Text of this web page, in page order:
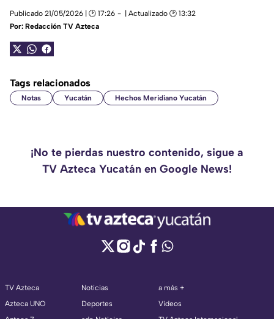
Publicado 21/05/2026 | 🕑 17:26
| Actualizado 🕑 13:32
Por: Redacción TV Azteca
Tags relacionados
Notas Yucatán Hechos Meridiano Yucatán
¡No te pierdas nuestro contenido, sigue a
TV Azteca Yucatán en Google News!
TV Azteca
Azteca UNO
Noticias
Deportes
a más +
Videos